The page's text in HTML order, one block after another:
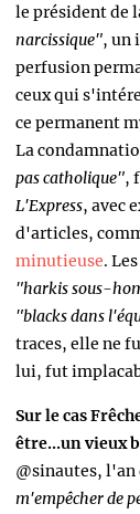
le président de
narcissique", un
perfusion
ceux qui
ce permanent
La
pas catholique",
L'Express, avec
d'articles,
minutieuse.
"harkis sous-
"blacks dans
traces, elle ne
lui, fut
Sur le cas
être...un vieux
@sinautes, l'an
m'empêcher de